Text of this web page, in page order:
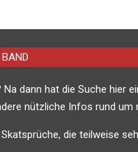
dann hat die Suche hier
nützliche Infos rund
die teilweise